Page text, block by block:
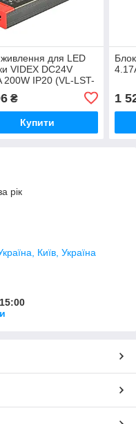
для LED
VIDEX DC24V
200W IP20 (VL-LST-
₴
Купити
1
рік
Київ, Україна